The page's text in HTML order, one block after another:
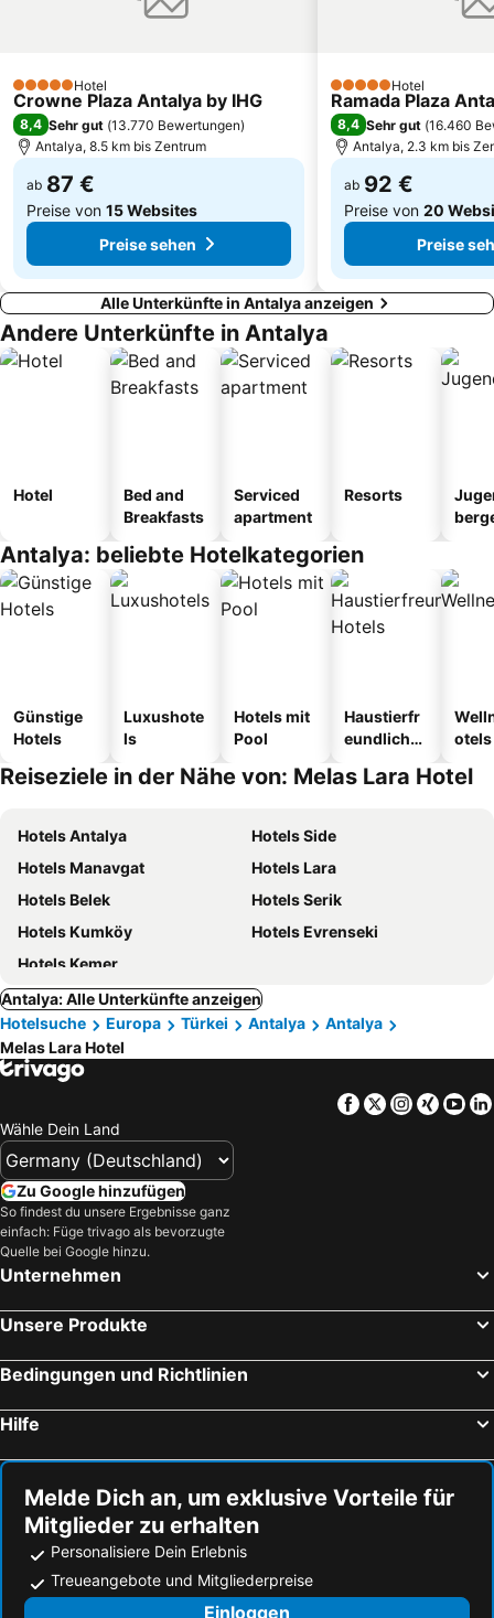
Koprulu Canyon National Park
Termessos
Antalya Aquarium
Aktur Lunapark
Setur Antalya Marina
Amphitheatre
Moschee Manavgat
5 SterneHotel
Crowne Plaza Antalya by IHG
8,4 Sehr gut (13.770 Bewertungen)
Antalya, 8.5 km bis Zentrum
ab 87 €
Preise von 15 Websites
Preise sehen
5 SterneHotel
Ramada Plaza
8,4 Sehr gut (16.460
Antalya, 2.3 km bis
ab 92 €
Preise von 20
Preise
Alle Unterkünfte in Antalya anzeigen
Andere Unterkünfte in Antalya
Hotel
Bed and
Breakfasts
Serviced
apartment
Resorts
Antalya: beliebte Hotelkategorien
Günstige
Hotels
Luxushote
ls
Hotels mit
Pool
Haustierfr
eundliche
otels
Reiseziele in der Nähe von: Melas Lara Hotel
Hotels Antalya
Hotels Side
Hotels Manavgat
Hotels Lara
Hotels Belek
Hotels Serik
Hotels Kumköy
Hotels Evrenseki
Hotels Kemer
Antalya: Alle Unterkünfte anzeigen
Hotelsuche
Europa Türkei Antalya
Antalya
Melas Lara Hotel
Facebook
TwitterXing
Wähle Dein Land
Zu Google hinzufügen
So findest du unsere Ergebnisse ganz
einfach: Füge trivago als bevorzugte
Quelle bei Google hinzu.
Unternehmen
Unsere Produkte
Bedingungen und Richtlinien
Hilfe
Melde Dich an, um exklusive Vorteile für
Mitglieder zu erhalten
Personalisiere Dein Erlebnis
Treueangebote und Mitgliederpreise
Einloggen